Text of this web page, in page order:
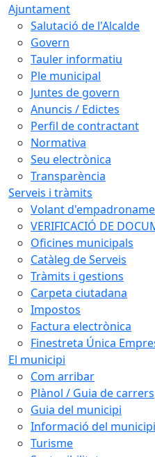
Ajuntament
Salutació de l'Alcalde
Govern
Tauler informatiu
Ple municipal
Juntes de govern
Anuncis / Edictes
Perfil de contractant
Normativa
Seu electrònica
Transparència
Serveis i tràmits
Volant
VERIFICACIÓ DE
Oficines municipals
Catàleg de Serveis
Tràmits i gestions
Carpeta ciutadana
Impostos
Factura electrònica
Finestreta Única
El municipi
Com arribar
Plànol / Guia de carrers
Guia del municipi
Informació del municipi
Turisme